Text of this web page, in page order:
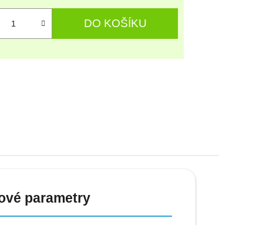
DO KOŠÍKU
parametry